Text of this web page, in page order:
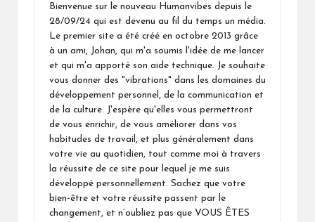
Bienvenue sur le nouveau Humanvibes depuis le
28/09/24 qui est devenu au fil du temps un média.
Le premier site a été créé en octobre 2013 grâce
à un ami, Johan, qui m'a soumis l'idée de me lancer
et qui m'a apporté son aide technique. Je souhaite
vous donner des "vibrations" dans les domaines du
développement personnel, de la communication et
de la culture. J'espère qu'elles vous permettront
de vous enrichir, de vous améliorer dans vos
habitudes de travail, et plus généralement dans
votre vie au quotidien, tout comme moi à travers
la réussite de ce site pour lequel je me suis
développé personnellement. Sachez que votre
bien-être et votre réussite passent par le
changement, et n’oubliez pas que VOUS ÊTES